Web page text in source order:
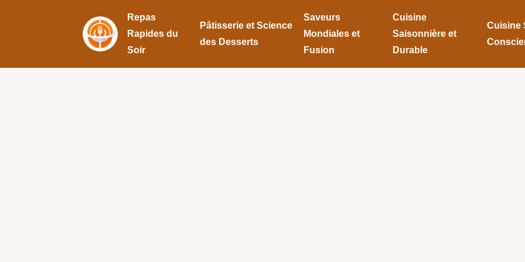
Repas
Rapides du
Soir
Pâtisserie et Science
des Desserts
Saveurs
Mondiales et
Fusion
Cuisine
Saisonnière et
Durable
Cuisine